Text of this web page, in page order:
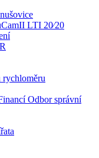
LTI 20⁄20
rychloměru
Odbor správní